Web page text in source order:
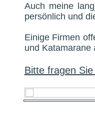
Auch meine
persönlich und
Einige Firmen
und Katamarane
Bitte fragen